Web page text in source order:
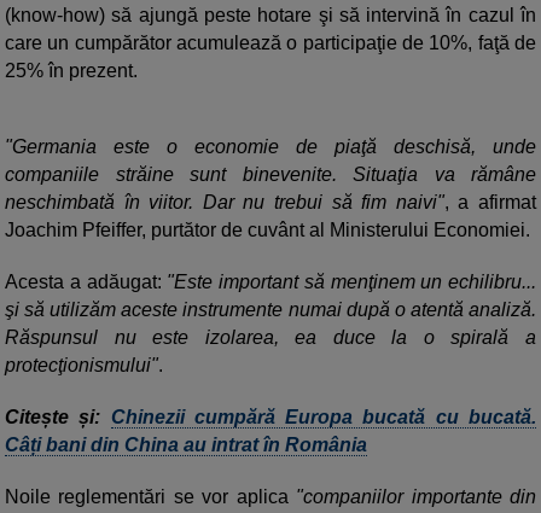
(know-how) să ajungă peste hotare şi să intervină în cazul în
care un cumpărător acumulează o participaţie de 10%, faţă de
25% în prezent.
"Germania este o economie de piaţă deschisă, unde
companiile străine sunt binevenite. Situaţia va rămâne
neschimbată în viitor. Dar nu trebui să fim naivi", a afirmat
Joachim Pfeiffer, purtător de cuvânt al Ministerului Economiei.
Acesta a adăugat: "Este important să menţinem un echilibru...
şi să utilizăm aceste instrumente numai după o atentă analiză.
Răspunsul nu este izolarea, ea duce la o spirală a
protecţionismului".
Citește și: Chinezii cumpără Europa bucată cu bucată.
Câți bani din China au intrat în România
Noile reglementări se vor aplica "companiilor importante din